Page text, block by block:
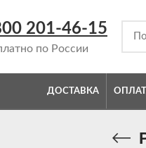
201-46-15
по России
ДОСТАВКА